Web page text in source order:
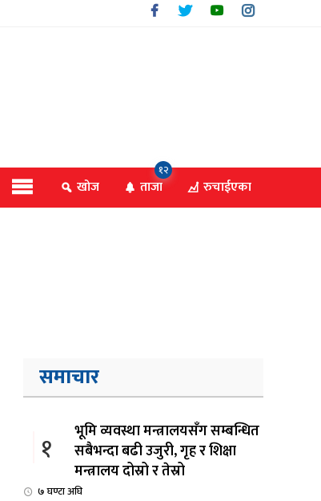
खोज ताजा
१२
रुचाईएका
समाचार
१
भूमि व्यवस्था मन्त्रालयसँग सम्बन्धित
सबैभन्दा बढी उजुरी, गृह र शिक्षा
मन्त्रालय दोस्रो र तेस्रो
७ घण्टा अघि